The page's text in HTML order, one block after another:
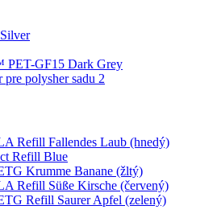
PET-GF15 Dark Grey
polysher sadu 2
Refill Fallendes Laub (hnedý)
Refill Blue
Krumme Banane (žltý)
Refill Süße Kirsche (červený)
Refill Saurer Apfel (zelený)